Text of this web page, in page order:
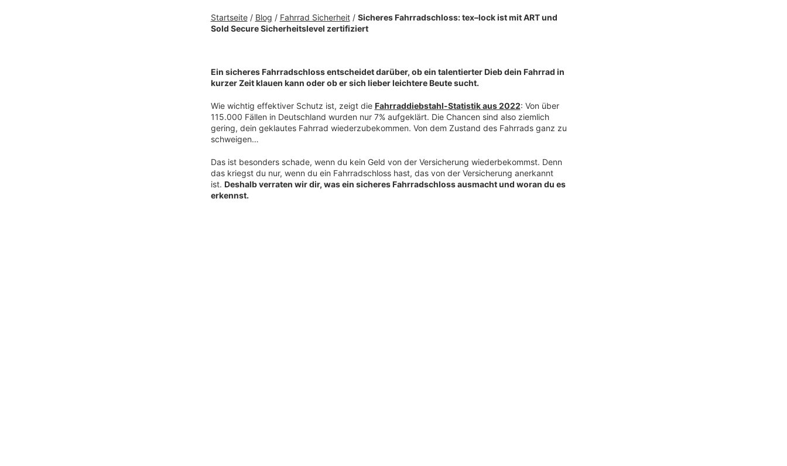
Startseite/ Blog / Fahrrad Sicherheit/ Sicheres Fahrradschloss: tex–lock ist mit ART und
Sold Secure Sicherheitslevel zertifiziert
Ein sicheres Fahrradschloss entscheidet darüber, ob ein talentierter Dieb dein Fahrrad in
kurzer Zeit klauen kann oder ob er sich lieber leichtere Beute sucht.
Wie wichtig effektiver Schutz ist, zeigt die Fahrraddiebstahl-Statistik aus 2022: Von über
115.000 Fällen in Deutschland wurden nur 7% aufgeklärt. Die Chancen sind also ziemlich
gering, dein geklautes Fahrrad wiederzubekommen. Von dem Zustand des Fahrrads ganz zu
schweigen…
Das ist besonders schade, wenn du kein Geld von der Versicherung wiederbekommst. Denn
das kriegst du nur, wenn du ein Fahrradschloss hast, das von der Versicherung anerkannt
ist. Deshalb verraten wir dir, was ein sicheres Fahrradschloss ausmacht und woran du es
erkennst.